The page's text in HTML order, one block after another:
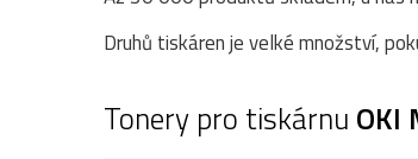
Druhů tiskáren je velké množství,
Tonery pro tiskárnu OKI